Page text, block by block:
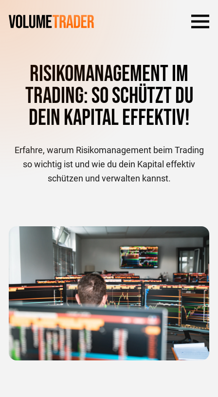
Risikomanagement im
Trading: So schützt du
dein Kapital effektiv!
Erfahre, warum Risikomanagement beim Trading
so wichtig ist und wie du dein Kapital effektiv
schützen und verwalten kannst.